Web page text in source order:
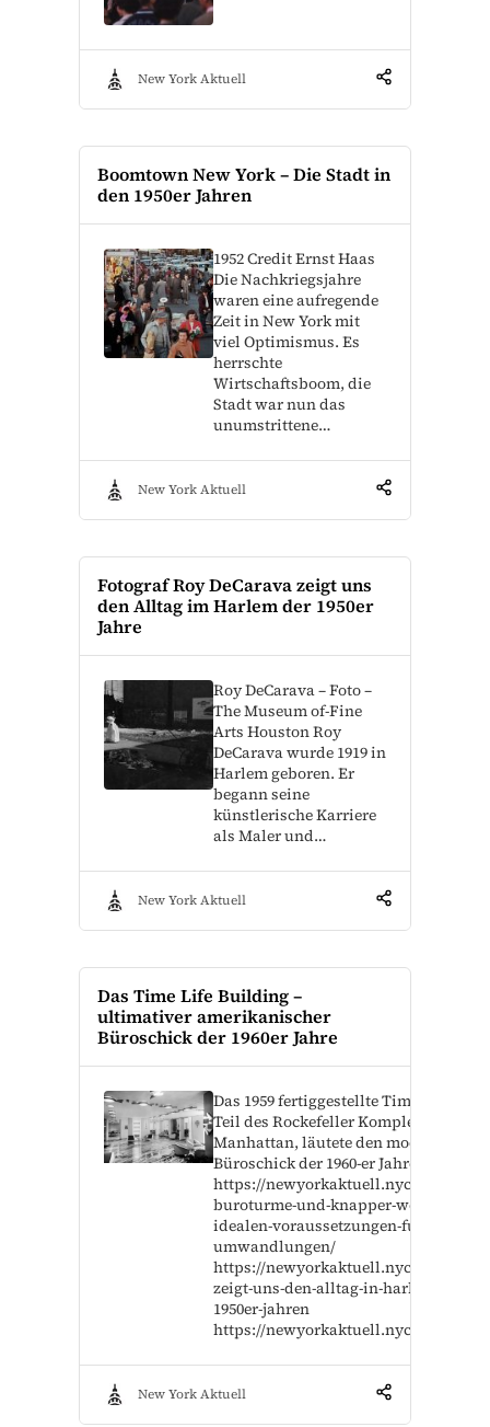
New York Aktuell
Boomtown New York – Die Stadt in
den 1950er Jahren
1952 Credit Ernst Haas
Die Nachkriegsjahre
waren eine aufregende
Zeit in New York mit
viel Optimismus. Es
herrschte
Wirtschaftsboom, die
Stadt war nun das
unumstrittene…
New York Aktuell
Fotograf Roy DeCarava zeigt uns
den Alltag im Harlem der 1950er
Jahre
Roy DeCarava – Foto –
The Museum of-Fine
Arts Houston Roy
DeCarava wurde 1919 in
Harlem geboren. Er
begann seine
künstlerische Karriere
als Maler und…
New York Aktuell
Das Time Life Building –
ultimativer amerikanischer
Büroschick der 1960er Jahre
Das 1959 fertiggestellte Time Life
Teil des Rockefeller Komplex in
Manhattan, läutete den modernen
Büroschick der 1960-er Jahre mit ein.
https://newyorkaktuell.nyc/
buroturme-und-knapper-wohnraum-
idealen-voraussetzungen-fur-
umwandlungen/
https://newyorkaktuell.nyc/roy-
zeigt-uns-den-alltag-in-harlem-in-den-
1950er-jahren
https://newyorkaktuell.nyc/style-50s-
New York Aktuell